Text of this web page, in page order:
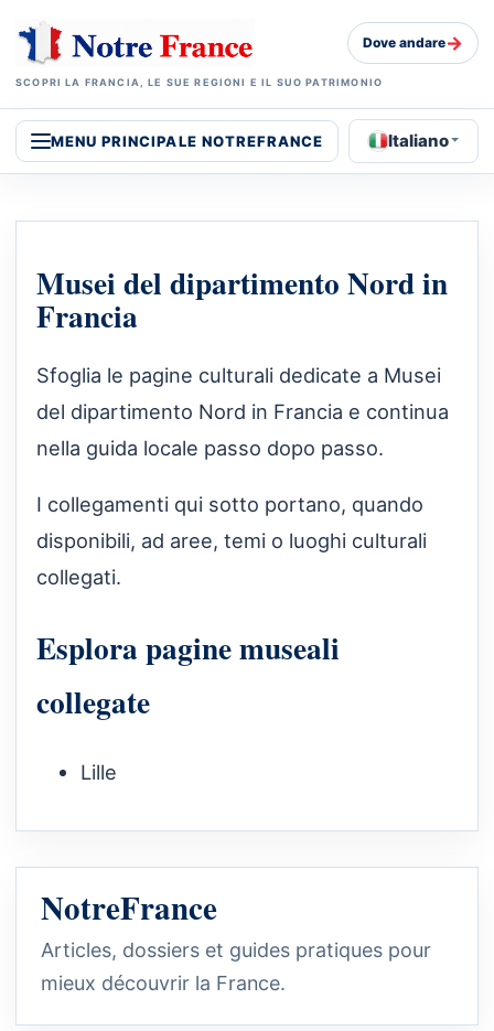
SCOPRI LA FRANCIA, LE SUE REGIONI E IL SUO PATRIMONIO
Dove andare→
MENU PRINCIPALE NOTREFRANCE Italiano
Musei del dipartimento Nord in
Francia
Sfoglia le pagine culturali dedicate a Musei
del dipartimento Nord in Francia e continua
nella guida locale passo dopo passo.
I collegamenti qui sotto portano, quando
disponibili, ad aree, temi o luoghi culturali
collegati.
Esplora pagine museali
collegate
Lille
NotreFrance
Articles, dossiers et guides pratiques pour
mieux découvrir la France.